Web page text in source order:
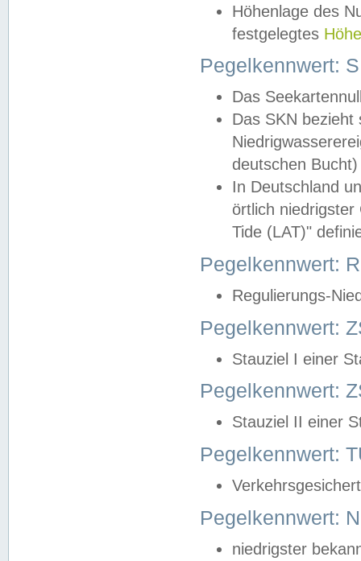
Höhenlage des
festgelegtes
Pegelkennwert:
Das
Das SKN
deutschen
In Deutschland
örtlich
Tide (LAT)"
Pegelkennwert:
Regulierungs-
Pegelkennwert:
Stauziel I einer
Pegelkennwert:
Stauziel II einer
Pegelkennwert:
Pegelkennwert:
niedrigster